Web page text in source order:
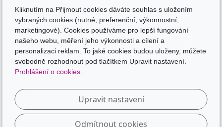
Odkazy
skolakamate.cz
skolakamate.online
Sledujte nás
Kliknutím na Přijmout cookies dáváte souhlas s uložením
vybraných cookies (nutné, preferenční, výkonnostní,
marketingové). Cookies používáme pro lepší fungování
našeho webu, měření jeho výkonnosti a cílení a
personalizaci reklam. To jaké cookies budou uloženy, můžete
svobodně rozhodnout pod tlačítkem Upravit nastavení.
Prohlášení o cookies.
Upravit nastavení
Odmítnout cookies